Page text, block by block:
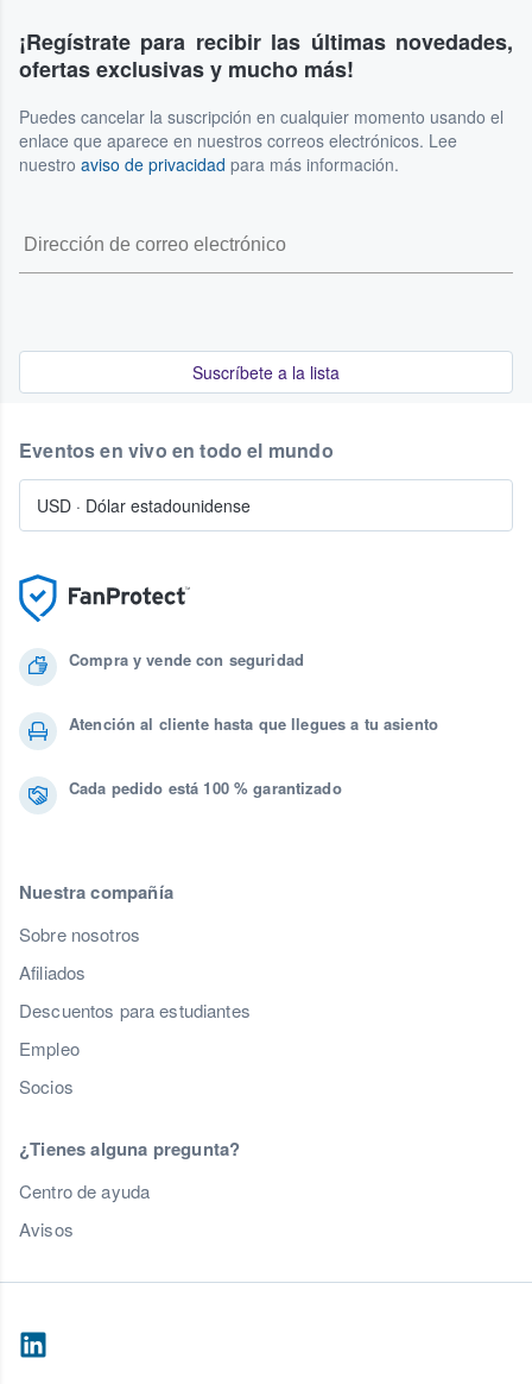
¡Regístrate para recibir las últimas novedades,
ofertas exclusivas y mucho más!
Puedes cancelar la suscripción en cualquier momento usando el
enlace que aparece en nuestros correos electrónicos. Lee
nuestro aviso de privacidad para más información.
Suscríbete a la lista
Compra y vende con seguridad
Atención al cliente hasta que llegues a tu asiento
Cada pedido está 100 % garantizado
Nuestra compañía
Sobre nosotros
Afiliados
Descuentos para estudiantes
Empleo
Socios
¿Tienes alguna pregunta?
Centro de ayuda
Avisos
Eventos en vivo en todo el mundo
USD · Dólar estadounidense